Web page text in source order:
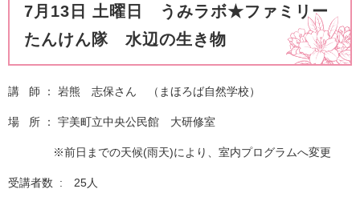
7月13日 土曜日 うみラボ★ファミリー
たんけん隊 水辺の生き物
講 師 ： 岩熊 志保さん （まほろば自然学校）
場 所 ： 宇美町立中央公民館 大研修室
※前日までの天候(雨天)により、室内プログラムへ変更
受講者数 : 25人